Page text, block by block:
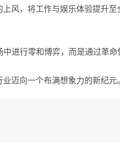
风，将工作与娱乐体验提升至
进行零和博弈，而是通过革命
迈向一个布满想象力的新纪元